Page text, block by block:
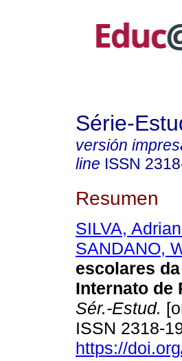
Série-
versión
line ISSN
Resumen
SILVA,
SANDANO,
escolares
Internato de
Sér.-Estud.
ISSN 2318-
https://